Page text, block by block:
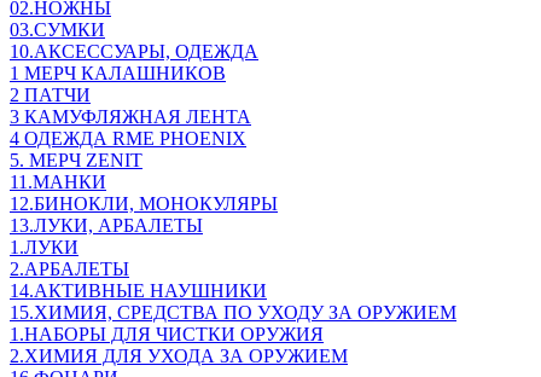
02.НОЖНЫ
03.СУМКИ
10.АКСЕССУАРЫ, ОДЕЖДА
1 МЕРЧ КАЛАШНИКОВ
2 ПАТЧИ
3 КАМУФЛЯЖНАЯ ЛЕНТА
4 ОДЕЖДА RME PHOENIX
5. МЕРЧ ZENIT
11.МАНКИ
12.БИНОКЛИ, МОНОКУЛЯРЫ
13.ЛУКИ, АРБАЛЕТЫ
1.ЛУКИ
2.АРБАЛЕТЫ
14.АКТИВНЫЕ НАУШНИКИ
15.ХИМИЯ, СРЕДСТВА ПО УХОДУ ЗА ОРУЖИЕМ
1.НАБОРЫ ДЛЯ ЧИСТКИ ОРУЖИЯ
2.ХИМИЯ ДЛЯ УХОДА ЗА ОРУЖИЕМ